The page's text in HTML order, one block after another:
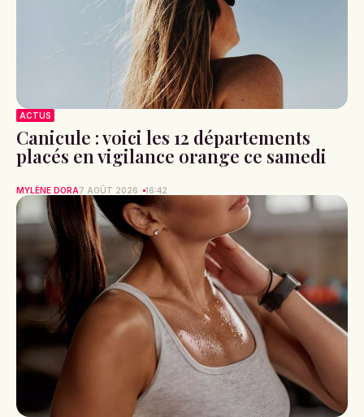
ACTUS
Canicule : voici les 12 départements
placés en vigilance orange ce samedi
MYLÈNE DORA7 AOÛT 2026 16:42